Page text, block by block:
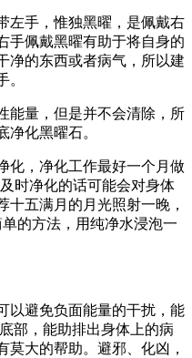
左手，惟独黑曜，是佩戴右
手佩戴黑曜有助于将自身的
净的东西或者病气，所以建
。
能量，但是并不会清除，所
净化黑曜石。
化，净化工作最好一个月做
时净化的话可能会对身体
十五满月的月光照射一晚，
的方法，用纯净水浸泡一
以避免负面能量的干扰，能
部，能助排出身体上的病
大的帮助。避邪、化凶，